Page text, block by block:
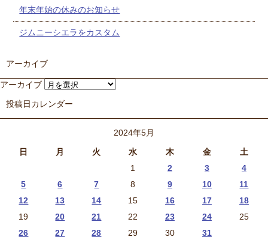
年末年始の休みのお知らせ
ジムニーシエラをカスタム
アーカイブ
アーカイブ
投稿日カレンダー
2024年5月
日
月 火 水 木 金 土
1 2 3
4
5
6 7 8 9 10
11
12
13 14 15 16 17
18
19
20 21 22 23 24
25
26
27 28 29 30 31